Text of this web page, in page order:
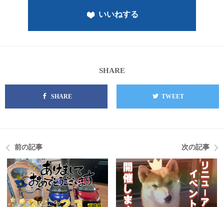
いいねする
SHARE
SHARE TWEET
前の記事 次の記事